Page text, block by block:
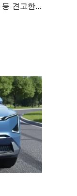
견고한
GMP 플랫